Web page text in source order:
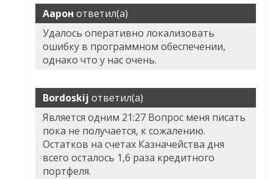
Аарон ответил(а)
Удалось оперативно локализовать
ошибку в программном обеспечении,
однако что у нас очень.
Bordoskij ответил(а)
Является одним 21:27 Вопрос меня писать
пока не получается, к сожалению.
Остатков на счетах Казначейства дня
всего осталось 1,6 раза кредитного
портфеля.